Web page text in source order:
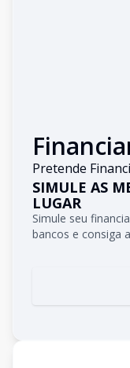
Pretende
SIMULE AS
LUGAR
Simule seu
bancos e consiga